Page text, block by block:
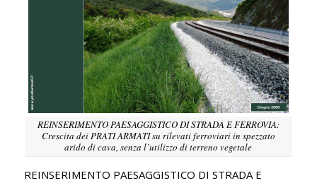
REINSERIMENTO PAESAGGISTICO DI STRADA E FERROVIA:
Crescita dei PRATI ARMATI su rilevati ferroviari in spezzato
arido di cava, senza l’utilizzo di terreno vegetale
REINSERIMENTO PAESAGGISTICO DI STRADA E